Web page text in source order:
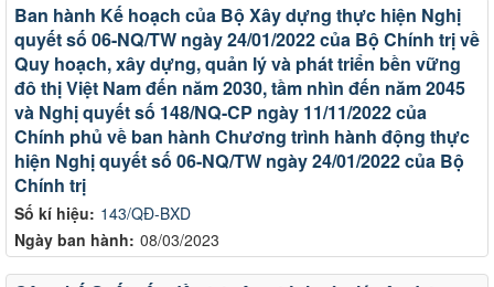
Số kí hiệu: 143/QĐ-BXD
Ngày ban hành: 08/03/2023
Ban hành Kế hoạch của Bộ Xây dựng thực hiện Nghị
quyết số 06-NQ/TW ngày 24/01/2022 của Bộ Chính trị về
Quy hoạch, xây dựng, quản lý và phát triển bền vững
đô thị Việt Nam đến năm 2030, tầm nhìn đến năm 2045
và Nghị quyết số 148/NQ-CP ngày 11/11/2022 của
Chính phủ về ban hành Chương trình hành động thực
hiện Nghị quyết số 06-NQ/TW ngày 24/01/2022 của Bộ
Chính trị